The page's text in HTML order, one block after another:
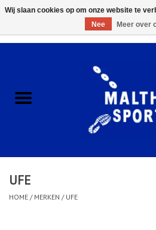
ACCESSOIRES/HARDWARE
KLEDING
UFE
HOME / MERKEN / UFE
Wij slaan cookies op om onze website te
Nee
Meer over